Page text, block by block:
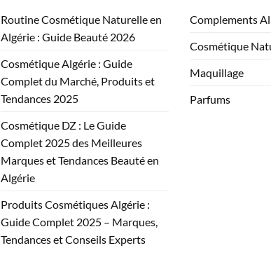
Routine Cosmétique Naturelle en
Algérie : Guide Beauté 2026
Cosmétique Algérie : Guide
Complet du Marché, Produits et
Tendances 2025
Cosmétique DZ : Le Guide
Complet 2025 des Meilleures
Marques et Tendances Beauté en
Algérie
Produits Cosmétiques Algérie :
Guide Complet 2025 – Marques,
Tendances et Conseils Experts
Complements
Cosmétique
Maquillage
Parfums